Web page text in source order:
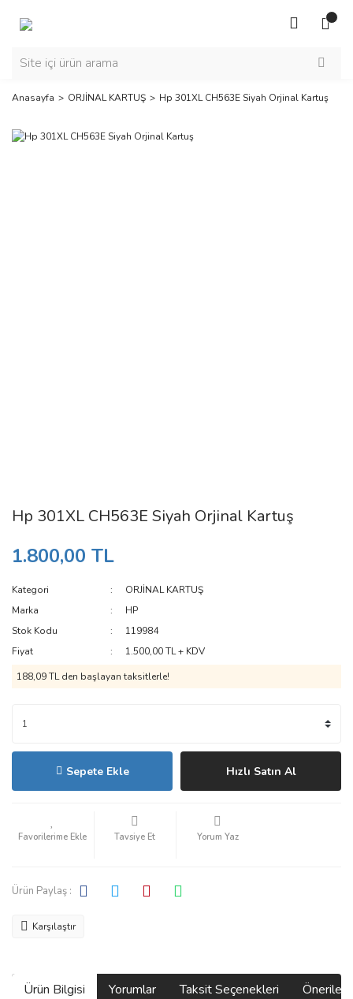
Anasayfa ORJİNAL KARTUŞ Hp 301XL CH563E Siyah Orjinal Kartuş
Hp 301XL CH563E Siyah Orjinal Kartuş
1.800,00 TL
Kategori
ORJİNAL KARTUŞ
Marka
HP
Stok Kodu
119984
Fiyat
1.500,00 TL + KDV
188,09 TL den başlayan taksitlerle!
Sepete Ekle Hızlı Satın Al
Tavsiye Et Yorum Yaz
Ürün Paylaş :
Karşılaştır
Ürün Bilgisi Yorumlar Taksit Seçenekleri